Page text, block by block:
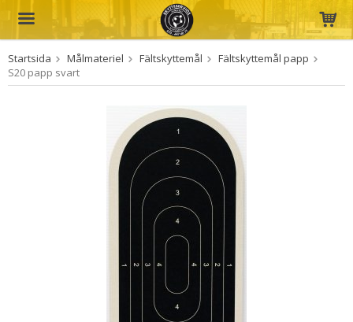
Startsida Målmateriel Fältskyttemål
Fältskyttemål papp
S20 papp svart